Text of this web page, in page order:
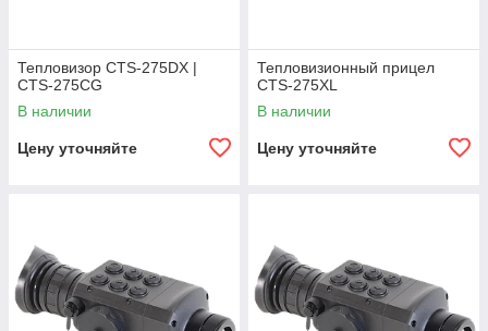
Тепловизор CTS-275DX |
CTS-275CG
В наличии
Цену уточняйте
Тепловизионный прицел
CTS-275XL
В наличии
Цену уточняйте